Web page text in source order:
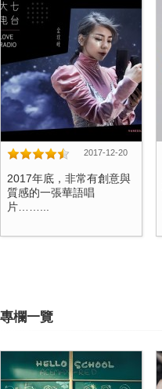
2017-12-20
2017年底，非常有創意與
質感的一張華語唱
片……...
專欄一覽